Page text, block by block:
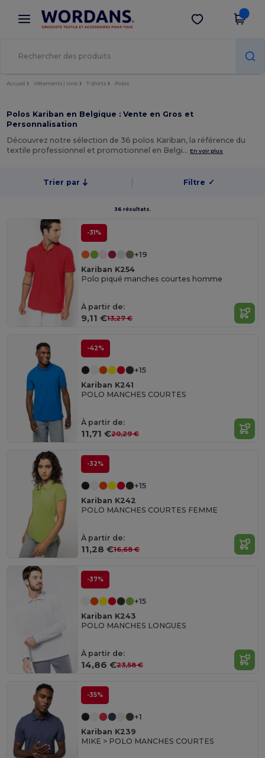
× Appli Wordans
Meilleurs prix sur l’app !
Obtenir l'appli
Accueil Vêtements | Unis T-Shirts Polos
Polos Kariban en Belgique : Vente en Gros et
Personnalisation
Découvrez notre sélection de 36 polos Kariban, la référence du
textile professionnel et promotionnel en Belgi… En voir plus
Trier par Filtre ✓
36 résultats.
-31%
+19
Kariban K254
Polo piqué manches courtes homme
À partir de:
9,11 €13,27 €
-42%
+15
Kariban K241
POLO MANCHES COURTES
À partir de:
11,71 €20,29 €
-32%
+15
Kariban K242
POLO MANCHES COURTES FEMME
À partir de:
11,28 €16,68 €
-37%
+15
Kariban K243
POLO MANCHES LONGUES
À partir de:
14,86 €23,58 €
-35%
+1
Kariban K239
MIKE > POLO MANCHES COURTES